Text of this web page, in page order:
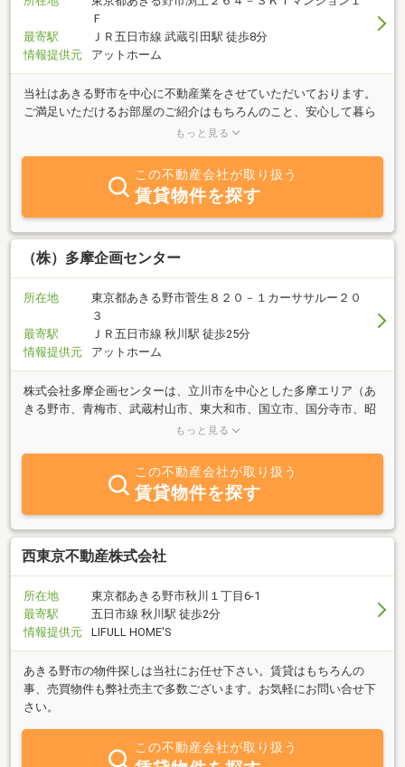
の売買、こだわりの賃貸及び古民家鑑定をお任せ下さい。
Ｆ
最寄駅
ＪＲ五日市線 武蔵引田駅 徒歩8分
情報提供元
アットホーム
当社はあきる野市を中心に不動産業をさせていただいております。
ご満足いただけるお部屋のご紹介はもちろんのこと、安心して暮ら
していただける様、入居後のフォローにも全力を注いでおります。
屋探しをお手伝い致します。不動産のことなら地域密着型、実績２
０余年の当社へ是非ご相談下さい。
もっと見る
この不動産会社が取り扱う
賃貸物件を探す
（株）多摩企画センター
所在地
東京都あきる野市菅生８２０－１カーササルー２０
３
最寄駅
ＪＲ五日市線 秋川駅 徒歩25分
情報提供元
アットホーム
株式会社多摩企画センターは、立川市を中心とした多摩エリア（あ
きる野市、青梅市、武蔵村山市、東大和市、国立市、国分寺市、昭
島市、小金井市など）の宅地分譲や一戸建て分譲住宅の販売や仲介
社でございます。お気軽にお問い合わせくださいませ。
もっと見る
この不動産会社が取り扱う
賃貸物件を探す
西東京不動産株式会社
所在地
東京都あきる野市秋川１丁目6-1
最寄駅
五日市線 秋川駅 徒歩2分
情報提供元
LIFULL HOME'S
あきる野市の物件探しは当社にお任せ下さい。賃貸はもちろんの
事、売買物件も弊社売主で多数ございます。お気軽にお問い合せ下
さい。
この不動産会社が取り扱う